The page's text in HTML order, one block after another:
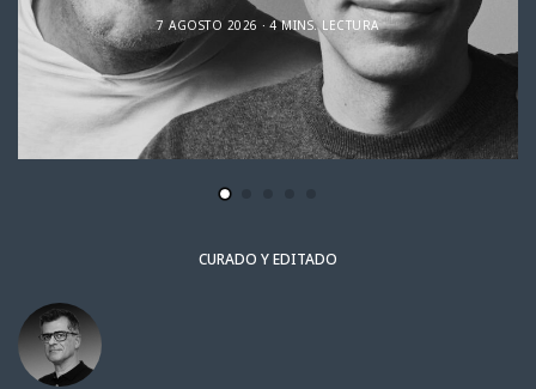
7 AGOSTO 2026 4 MINS. LECTURA
CURADO Y EDITADO